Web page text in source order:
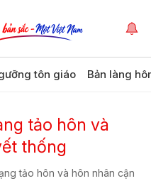
tôn giáo Bản làng
tảo hôn và
thống
tảo hôn và hôn nhân cận